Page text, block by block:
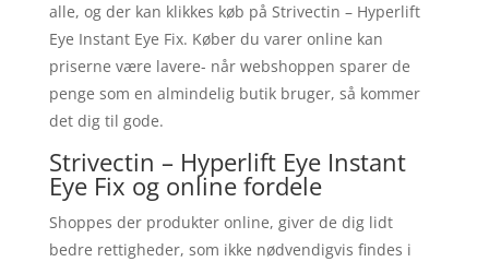
alle, og der kan klikkes køb på Strivectin – Hyperlift
Eye Instant Eye Fix. Køber du varer online kan
priserne være lavere- når webshoppen sparer de
penge som en almindelig butik bruger, så kommer
det dig til gode.
Strivectin – Hyperlift Eye Instant
Eye Fix og online fordele
Shoppes der produkter online, giver de dig lidt
bedre rettigheder, som ikke nødvendigvis findes i